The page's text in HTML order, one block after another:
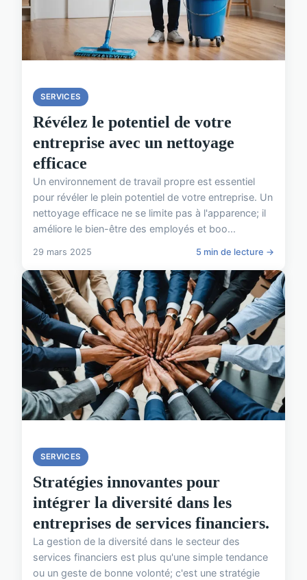
SERVICES
Révélez le potentiel de votre
entreprise avec un nettoyage
efficace
Un environnement de travail propre est essentiel
pour révéler le plein potentiel de votre entreprise. Un
nettoyage efficace ne se limite pas à l'apparence; il
améliore le bien-être des employés et boo...
29 mars 2025 5 min de lecture →
SERVICES
Stratégies innovantes pour
intégrer la diversité dans les
entreprises de services financiers.
La gestion de la diversité dans le secteur des
services financiers est plus qu'une simple tendance
ou un geste de bonne volonté; c'est une stratégie